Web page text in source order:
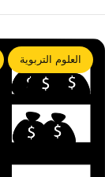
العلوم التربوية